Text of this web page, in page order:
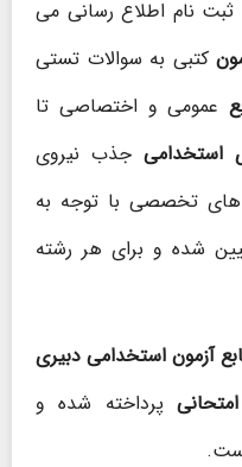
ثبت نام اطلاع رسانی می
کتبی به سوالات تستی
عمومی و اختصاصی تا
استخدامی جذب نیروی
های تخصصی با توجه به
شده و برای هر رشته
آزمون استخدامی دبیری
پرداخته شده و